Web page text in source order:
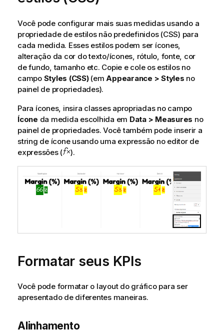
Você pode configurar mais suas medidas usando a
propriedade de estilos não predefinidos (CSS) para
cada medida. Esses estilos podem ser ícones,
alteração da cor do texto/ícones, rótulo, fonte, cor
de fundo, tamanho etc. Copie e cole os estilos no
campo Styles (CSS)(em Appearance > Styles no
painel de propriedades).
Para ícones, insira classes apropriadas no campo
Ícone da medida escolhida em Data > Measures no
painel de propriedades. Você também pode inserir a
string de ícone usando uma expressão no editor de
expressões (
).
Formatar seus KPIs
Você pode formatar o layout do gráfico para ser
apresentado de diferentes maneiras.
Alinhamento